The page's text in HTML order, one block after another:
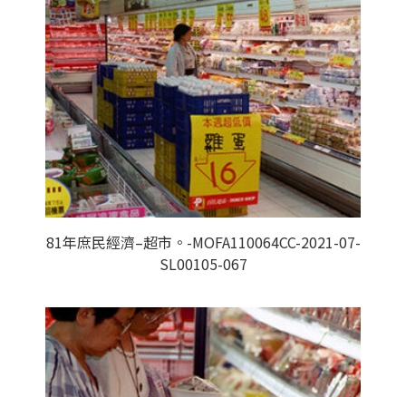
81年庶民經濟–超市。-MOFA110064CC-2021-07-
SL00105-067